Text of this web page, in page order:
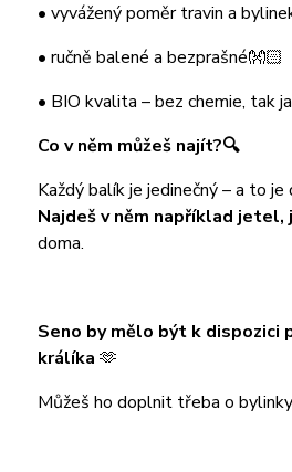
• vyvážený poměr travin a
• ručně balené a bezprašné👐🏻
• BIO kvalita – bez chemie, tak
Co v něm můžeš najít?🔍
Každý balík je jedinečný – a to
Najdeš v něm například
doma.
Seno by mělo být k dispozici
králíka 🫶
Můžeš ho doplnit třeba o